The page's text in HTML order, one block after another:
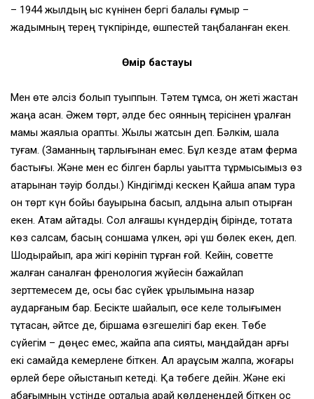
– 1944 жылдың қыс күнінен бергі балалық ғұмыр –
жадымның терең түкпірінде, өшпестей таңбаланған екен.
Өмір бастауы
Мен өте әлсіз болып туыппын. Тәтем тұмса, он жеті жастан
жаңа асқан. Әжем төрт, әлде бес қоянның терісінен құралған
мамық жаялыққа орапты. Жылы жатсын деп. Бәлкім, шала
туғам. (Заманның тарлығынан емес. Бұл кезде атам ферма
бастығы. Және мен ес білген барлық уақытта тұрмысымыз өз
қатарынан тәуір болды.) Кіндігімді кескен Қайша апам тура
он төрт күн бойы бауырына басып, алдына алып отырған
екен. Атам айтады. Сол алғашқы күндердің бірінде, тоқтата
көз салсам, басың соншама үлкен, әрі үш бөлек екен, деп.
Шодырайып, ара жігі көрініп тұрған ғой. Кейін, советте
жалған саналған френология жүйесін бажайлап
зерттемесем де, осы бас сүйек құрылымына назар
аударғаным бар. Бесікте шайқалып, өсе келе толығымен
тұтасқан, әйтсе де, біршама өзгешелігі бар екен. Төбе
сүйегім – дөңес емес, жайпақ қақпақ сияқты, маңдайдан арғы
екі самайда кемерлене біткен. Ал қарақұсым жалпақ, жоғары
өрлей бере ойыстанып кетеді. Қақ төбеге дейін. Және екі
қабағымның үстінде орталыққа қарай көлденеңдей біткен қос